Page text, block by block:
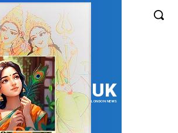
UK
LONDON NEWS